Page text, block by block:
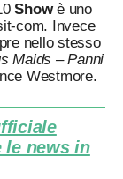
Showè uno
com. Invece
nello stesso
Maids – Panni
Westmore.
le news in